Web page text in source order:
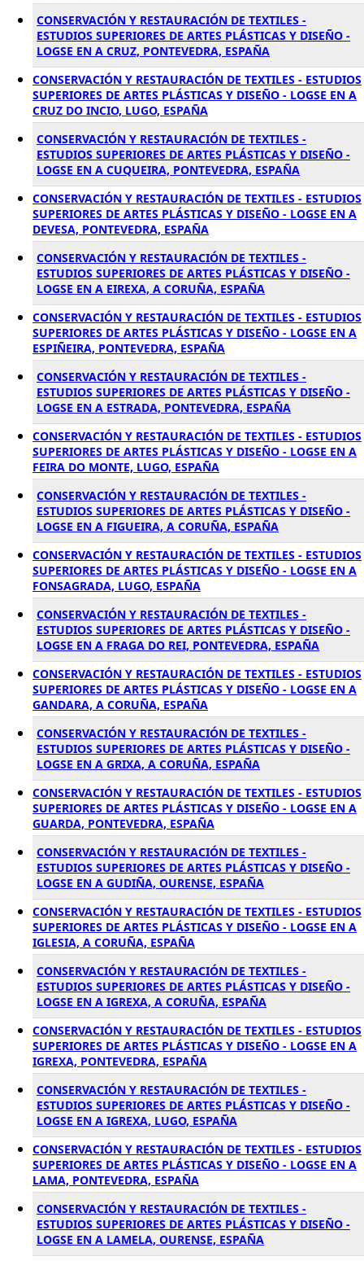
CONSERVACIÓN Y RESTAURACIÓN DE TEXTILES -
ESTUDIOS SUPERIORES DE ARTES PLÁSTICAS Y DISEÑO -
LOGSE EN A CRUZ, PONTEVEDRA, ESPAÑA
CONSERVACIÓN Y RESTAURACIÓN DE TEXTILES - ESTUDIOS
SUPERIORES DE ARTES PLÁSTICAS Y DISEÑO - LOGSE EN A
CRUZ DO INCIO, LUGO, ESPAÑA
CONSERVACIÓN Y RESTAURACIÓN DE TEXTILES -
ESTUDIOS SUPERIORES DE ARTES PLÁSTICAS Y DISEÑO -
LOGSE EN A CUQUEIRA, PONTEVEDRA, ESPAÑA
CONSERVACIÓN Y RESTAURACIÓN DE TEXTILES - ESTUDIOS
SUPERIORES DE ARTES PLÁSTICAS Y DISEÑO - LOGSE EN A
DEVESA, PONTEVEDRA, ESPAÑA
CONSERVACIÓN Y RESTAURACIÓN DE TEXTILES -
ESTUDIOS SUPERIORES DE ARTES PLÁSTICAS Y DISEÑO -
LOGSE EN A EIREXA, A CORUÑA, ESPAÑA
CONSERVACIÓN Y RESTAURACIÓN DE TEXTILES - ESTUDIOS
SUPERIORES DE ARTES PLÁSTICAS Y DISEÑO - LOGSE EN A
ESPIÑEIRA, PONTEVEDRA, ESPAÑA
CONSERVACIÓN Y RESTAURACIÓN DE TEXTILES -
ESTUDIOS SUPERIORES DE ARTES PLÁSTICAS Y DISEÑO -
LOGSE EN A ESTRADA, PONTEVEDRA, ESPAÑA
CONSERVACIÓN Y RESTAURACIÓN DE TEXTILES - ESTUDIOS
SUPERIORES DE ARTES PLÁSTICAS Y DISEÑO - LOGSE EN A
FEIRA DO MONTE, LUGO, ESPAÑA
CONSERVACIÓN Y RESTAURACIÓN DE TEXTILES -
ESTUDIOS SUPERIORES DE ARTES PLÁSTICAS Y DISEÑO -
LOGSE EN A FIGUEIRA, A CORUÑA, ESPAÑA
CONSERVACIÓN Y RESTAURACIÓN DE TEXTILES - ESTUDIOS
SUPERIORES DE ARTES PLÁSTICAS Y DISEÑO - LOGSE EN A
FONSAGRADA, LUGO, ESPAÑA
CONSERVACIÓN Y RESTAURACIÓN DE TEXTILES -
ESTUDIOS SUPERIORES DE ARTES PLÁSTICAS Y DISEÑO -
LOGSE EN A FRAGA DO REI, PONTEVEDRA, ESPAÑA
CONSERVACIÓN Y RESTAURACIÓN DE TEXTILES - ESTUDIOS
SUPERIORES DE ARTES PLÁSTICAS Y DISEÑO - LOGSE EN A
GANDARA, A CORUÑA, ESPAÑA
CONSERVACIÓN Y RESTAURACIÓN DE TEXTILES -
ESTUDIOS SUPERIORES DE ARTES PLÁSTICAS Y DISEÑO -
LOGSE EN A GRIXA, A CORUÑA, ESPAÑA
CONSERVACIÓN Y RESTAURACIÓN DE TEXTILES - ESTUDIOS
SUPERIORES DE ARTES PLÁSTICAS Y DISEÑO - LOGSE EN A
GUARDA, PONTEVEDRA, ESPAÑA
CONSERVACIÓN Y RESTAURACIÓN DE TEXTILES -
ESTUDIOS SUPERIORES DE ARTES PLÁSTICAS Y DISEÑO -
LOGSE EN A GUDIÑA, OURENSE, ESPAÑA
CONSERVACIÓN Y RESTAURACIÓN DE TEXTILES - ESTUDIOS
SUPERIORES DE ARTES PLÁSTICAS Y DISEÑO - LOGSE EN A
IGLESIA, A CORUÑA, ESPAÑA
CONSERVACIÓN Y RESTAURACIÓN DE TEXTILES -
ESTUDIOS SUPERIORES DE ARTES PLÁSTICAS Y DISEÑO -
LOGSE EN A IGREXA, A CORUÑA, ESPAÑA
CONSERVACIÓN Y RESTAURACIÓN DE TEXTILES - ESTUDIOS
SUPERIORES DE ARTES PLÁSTICAS Y DISEÑO - LOGSE EN A
IGREXA, PONTEVEDRA, ESPAÑA
CONSERVACIÓN Y RESTAURACIÓN DE TEXTILES -
ESTUDIOS SUPERIORES DE ARTES PLÁSTICAS Y DISEÑO -
LOGSE EN A IGREXA, LUGO, ESPAÑA
CONSERVACIÓN Y RESTAURACIÓN DE TEXTILES - ESTUDIOS
SUPERIORES DE ARTES PLÁSTICAS Y DISEÑO - LOGSE EN A
LAMA, PONTEVEDRA, ESPAÑA
CONSERVACIÓN Y RESTAURACIÓN DE TEXTILES -
ESTUDIOS SUPERIORES DE ARTES PLÁSTICAS Y DISEÑO -
LOGSE EN A LAMELA, OURENSE, ESPAÑA